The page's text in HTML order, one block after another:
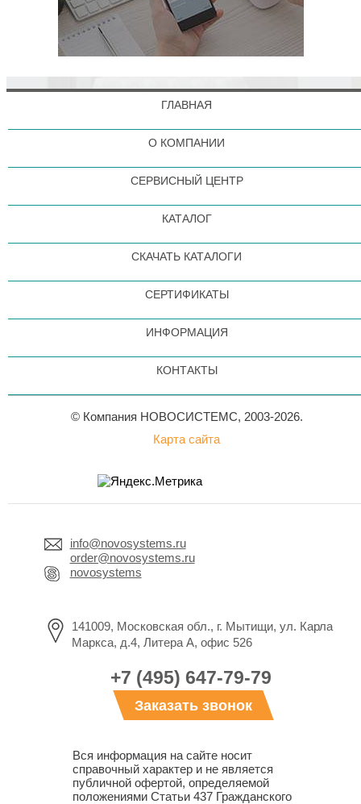
ГЛАВНАЯ
О КОМПАНИИ
СЕРВИСНЫЙ ЦЕНТР
КАТАЛОГ
СКАЧАТЬ КАТАЛОГИ
СЕРТИФИКАТЫ
ИНФОРМАЦИЯ
КОНТАКТЫ
© Компания НОВОСИСТЕМС, 2003-2026.
Карта сайта
info@novosystems.ru
order@novosystems.ru
novosystems
141009, Московская обл., г. Мытищи, ул. Карла
Маркса, д.4, Литера А, офис 526
+7 (495) 647-79-79
Заказать звонок
Вся информация на сайте носит
справочный характер и не является
публичной офертой, определяемой
положениями Статьи 437 Гражданского